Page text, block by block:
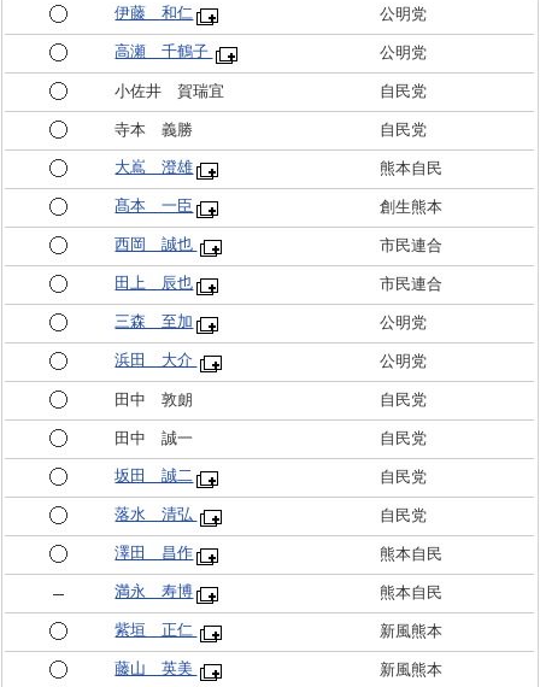
伊藤 和仁 公明党
高瀬 千鶴子 公明党
小佐井 賀瑞宜 自民党
寺本 義勝 自民党
大嶌 澄雄 熊本自民
髙本 一臣 創生熊本
西岡 誠也 市民連合
田上 辰也 市民連合
三森 至加 公明党
浜田 大介 公明党
田中 敦朗 自民党
田中 誠一 自民党
坂田 誠二 自民党
落水 清弘 自民党
澤田 昌作 熊本自民
満永 寿博 熊本自民
紫垣 正仁 新風熊本
藤山 英美 新風熊本